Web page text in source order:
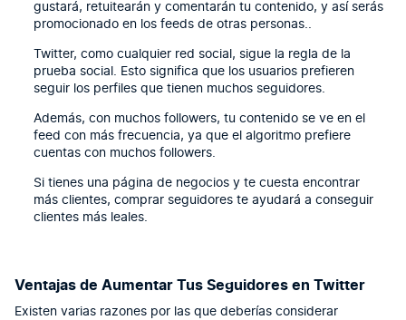
gustará, retuitearán y comentarán tu contenido, y así serás
promocionado en los feeds de otras personas..
Twitter, como cualquier red social, sigue la regla de la
prueba social. Esto significa que los usuarios prefieren
seguir los perfiles que tienen muchos seguidores.
Además, con muchos followers, tu contenido se ve en el
feed con más frecuencia, ya que el algoritmo prefiere
cuentas con muchos followers.
Si tienes una página de negocios y te cuesta encontrar
más clientes, comprar seguidores te ayudará a conseguir
clientes más leales.
Ventajas de Aumentar Tus Seguidores en Twitter
Existen varias razones por las que deberías considerar